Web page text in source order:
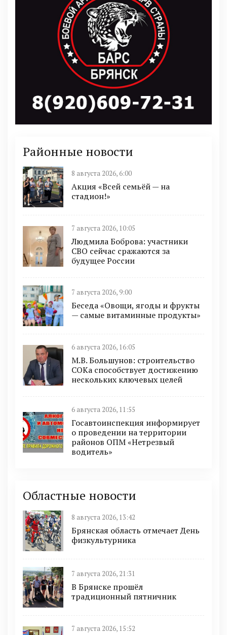
Районные новости
8 августа 2026, 6:00
Акция «Всей семьёй — на
стадион!»
7 августа 2026, 10:05
Людмила Боброва: участники
СВО сейчас сражаются за
будущее России
7 августа 2026, 9:00
Беседа «Овощи, ягоды и фрукты
— самые витаминные продукты»
6 августа 2026, 16:05
М.В. Большунов: строительство
СОКа способствует достижению
нескольких ключевых целей
6 августа 2026, 11:55
Госавтоинспекция информирует
о проведении на территории
районов ОПМ «Нетрезвый
водитель»
Областные новости
8 августа 2026, 13:42
Брянская область отмечает День
физкультурника
7 августа 2026, 21:31
В Брянске прошёл
традиционный пятничник
7 августа 2026, 15:52